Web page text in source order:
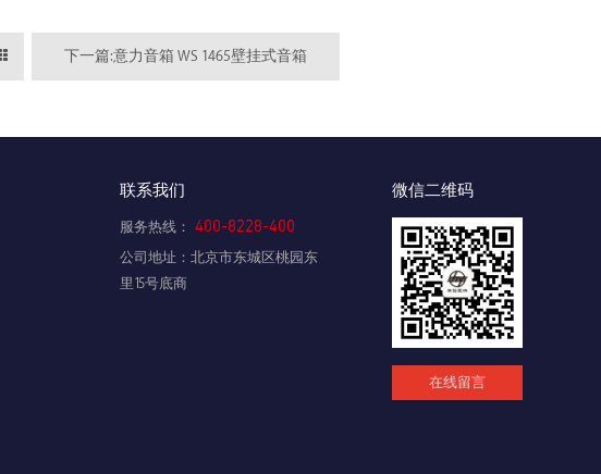
下一篇:意力音箱 WS 1465壁挂式音箱
微信二维码
在线留言
联系我们
服务热线： 400-8228-400
公司地址：北京市东城区桃园东
里15号底商